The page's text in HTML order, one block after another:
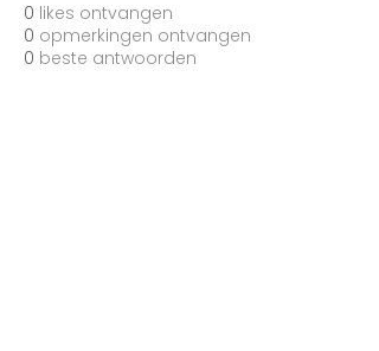
0 likes ontvangen
0 opmerkingen ontvangen
0 beste antwoorden